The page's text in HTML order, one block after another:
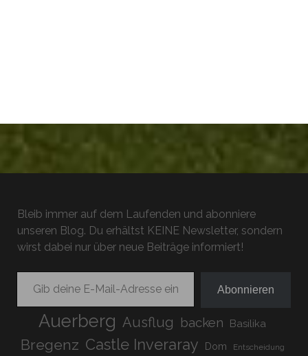
Bleib immer auf dem Laufenden und abonniere
unseren Blog. Du erhältst KEINE Newsletter, sondern
wirst dabei nur über neue Beiträge informiert!
Gib deine E-Mail-Adresse ein ...
Abonnieren
Auerberg Ausflug backen Basilika
Bregenz Castle Inveraray Dom Entscheidung